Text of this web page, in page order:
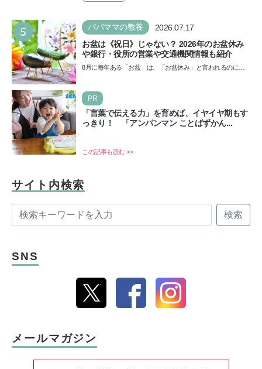
5 パパママの教養 2026.07.17
お盆は《祝日》じゃない？ 2026年のお盆休み
や銀行・役所の営業や交通機関情報も紹介
8月に毎年ある「お盆」は、「お盆休み」と言われるのに祝
PR
「言葉で伝える力」を育めば、イヤイヤ期もす
っきり！ 「アンパンマン ことばずかん...
この記事も読む >>
サイト内検索
検索
SNS
メールマガジン